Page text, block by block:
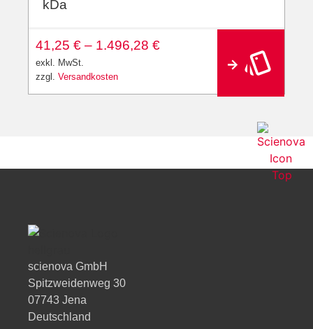
kDa
41,25 € – 1.496,28 €
exkl. MwSt.
zzgl. Versandkosten
a
scienova GmbH
Spitzweidenweg 30
07743 Jena
Deutschland